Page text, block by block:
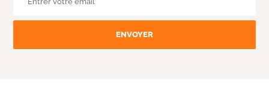
ENVOYER